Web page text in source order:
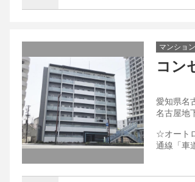
マンション
コン
愛知県名
名古屋地
☆オート
通線「車